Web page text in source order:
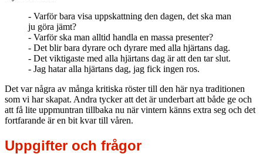
- Varför bara visa uppskattning den dagen, det ska man
ju göra jämt?
- Varför ska man alltid handla en massa presenter?
- Det blir bara dyrare och dyrare med alla hjärtans dag.
- Det viktigaste med alla hjärtans dag är att den tar slut.
- Jag hatar alla hjärtans dag, jag fick ingen ros.
Det var några av många kritiska röster till den här nya traditionen
som vi har skapat. Andra tycker att det är underbart att både ge och
att få lite uppmuntran tillbaka nu när vintern känns extra seg och det
fortfarande är en bit kvar till våren.
Uppgifter och frågor